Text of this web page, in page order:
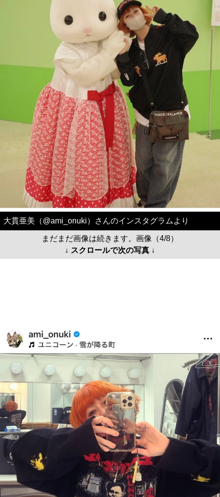
大貫亜美（@ami_onuki）さんのインスタグラムより
まだまだ画像は続きます。画像（4/8）
↓ スクロールで次の写真 ↓